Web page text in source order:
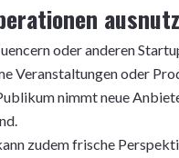
oder anderen
Veranstaltungen oder
nimmt neue
zudem frische